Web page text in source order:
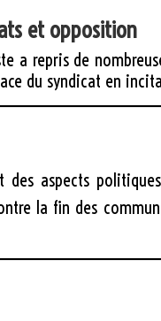
et opposition
a repris de
du syndicat en
des aspects
la fin des